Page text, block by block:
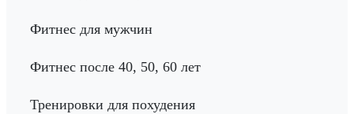
Фитнес для мужчин
Фитнес после 40, 50, 60 лет
Тренировки для похудения